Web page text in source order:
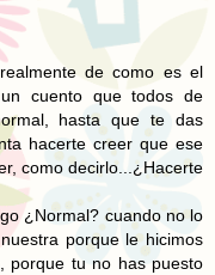
de como es el
cuento que todos de
hasta que te das
hacerte creer que ese
como decirlo...¿Hacerte
¿Normal? cuando no lo
porque le hicimos
porque tu no has puesto